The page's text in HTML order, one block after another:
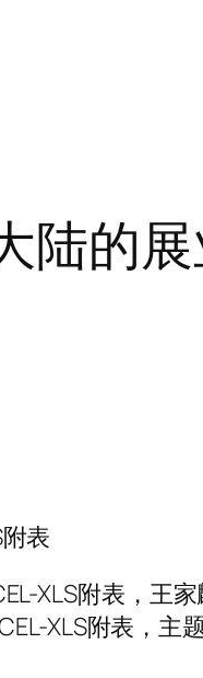
陆的
表
XLS附表，王
XLS附表，